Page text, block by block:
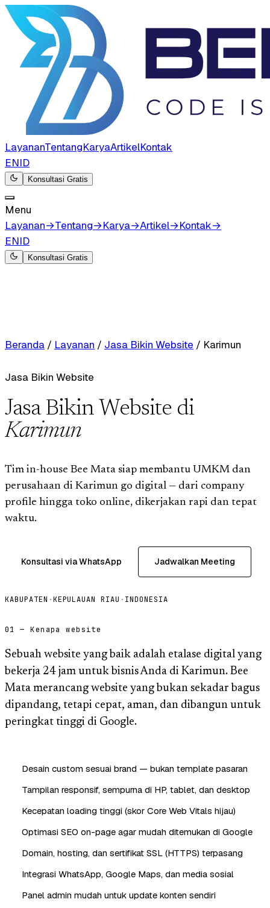
LayananTentangKaryaArtikelKontak
ENID
Konsultasi Gratis
Menu
Layanan→Tentang→Karya→Artikel→Kontak→
ENID
Konsultasi Gratis
Beranda / Layanan / Jasa Bikin Website / Karimun
Jasa Bikin Website
Jasa Bikin Website di
Karimun
Tim in-house Bee Mata siap membantu UMKM dan
perusahaan di Karimun go digital — dari company
profile hingga toko online, dikerjakan rapi dan tepat
waktu.
Konsultasi via WhatsApp Jadwalkan Meeting
KABUPATEN ·KEPULAUAN RIAU · INDONESIA
01 — Kenapa website
Sebuah website yang baik adalah etalase digital yang
bekerja 24 jam untuk bisnis Anda di Karimun. Bee
Mata merancang website yang bukan sekadar bagus
dipandang, tetapi cepat, aman, dan dibangun untuk
peringkat tinggi di Google.
Desain custom sesuai brand — bukan template pasaran
Tampilan responsif, sempurna di HP, tablet, dan desktop
Kecepatan loading tinggi (skor Core Web Vitals hijau)
Optimasi SEO on-page agar mudah ditemukan di Google
Domain, hosting, dan sertifikat SSL (HTTPS) terpasang
Integrasi WhatsApp, Google Maps, dan media sosial
Panel admin mudah untuk update konten sendiri